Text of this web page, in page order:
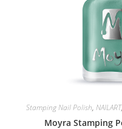
Stamping Nail Polish, NAILART,
Moyra Stamping